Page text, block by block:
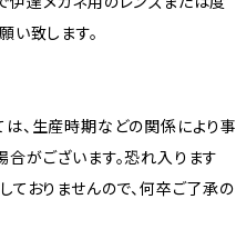
い致します。
、生産時期などの関係により事
がございます。恐れ入ります
ておりませんので、何卒ご了承の